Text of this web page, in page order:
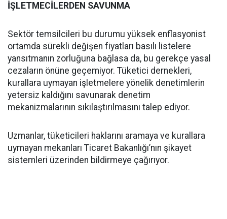
İŞLETMECİLERDEN SAVUNMA
Sektör temsilcileri bu durumu yüksek enflasyonist
ortamda sürekli değişen fiyatları basılı listelere
yansıtmanın zorluğuna bağlasa da, bu gerekçe yasal
cezaların önüne geçemiyor. Tüketici dernekleri,
kurallara uymayan işletmelere yönelik denetimlerin
yetersiz kaldığını savunarak denetim
mekanizmalarının sıkılaştırılmasını talep ediyor.
Uzmanlar, tüketicileri haklarını aramaya ve kurallara
uymayan mekanları Ticaret Bakanlığı’nın şikayet
sistemleri üzerinden bildirmeye çağırıyor.